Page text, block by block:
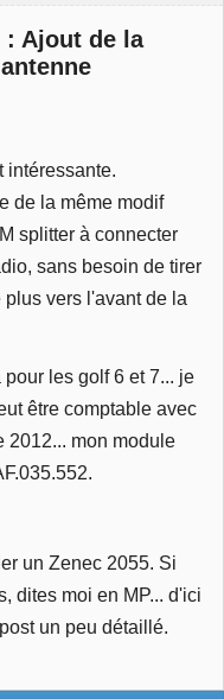
: Ajout de la
intéressante.
de la même modif
splitter à connecter
sans besoin de tirer
vers l'avant de la
les golf 6 et 7... je
être comptable avec
2012... mon module
un Zenec 2055. Si
dites moi en MP... d'ici
un peu détaillé.